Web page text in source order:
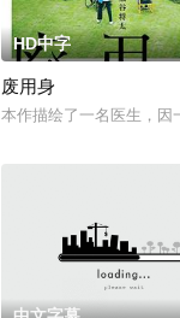
HD中字
废用身
本作描绘了一名医生，